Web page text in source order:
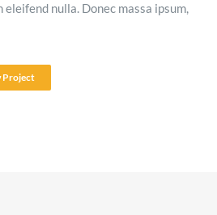
nulla. Donec massa ipsum,
Project